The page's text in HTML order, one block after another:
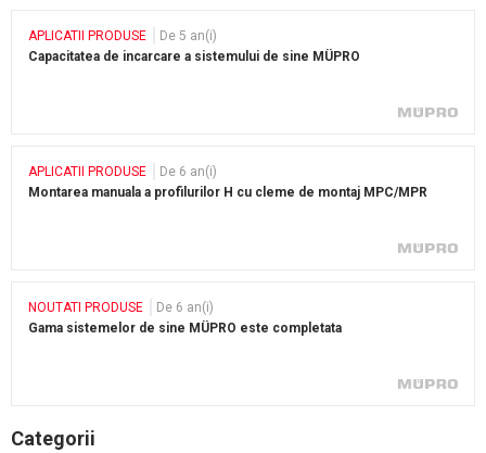
APLICATII PRODUSE
De 5 an(i)
Capacitatea de incarcare a sistemului de sine MÜPRO
APLICATII PRODUSE
De 6 an(i)
Montarea manuala a profilurilor H cu cleme de montaj MPC/MPR
NOUTATI PRODUSE
De 6 an(i)
Gama sistemelor de sine MÜPRO este completata
Categorii